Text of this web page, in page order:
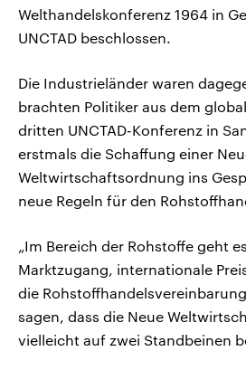
Welthandelskonferenz 1964 in
UNCTAD beschlossen.
Die Industrieländer waren
brachten Politiker aus dem
dritten UNCTAD-Konferenz in
erstmals die Schaffung einer
Weltwirtschaftsordnung ins
neue Regeln für den
„Im Bereich der Rohstoffe geht
Marktzugang, internationale
die
sagen, dass die Neue
vielleicht auf zwei Standbeinen